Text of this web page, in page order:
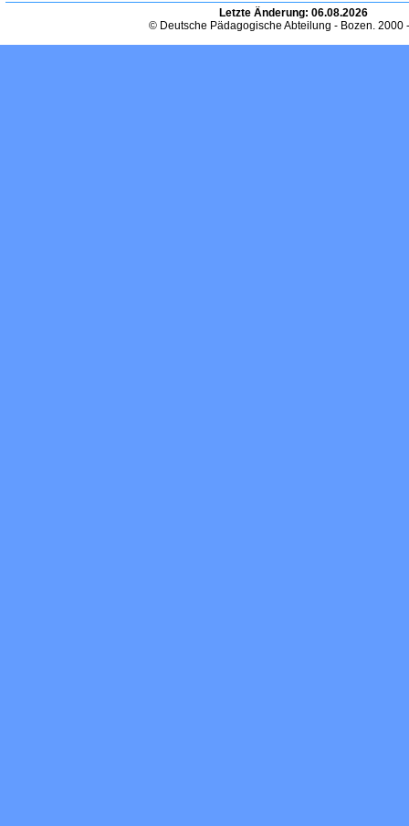
Letzte Änderung: 06.08.2026
© Deutsche Pädagogische Abteilung - Bozen. 2000